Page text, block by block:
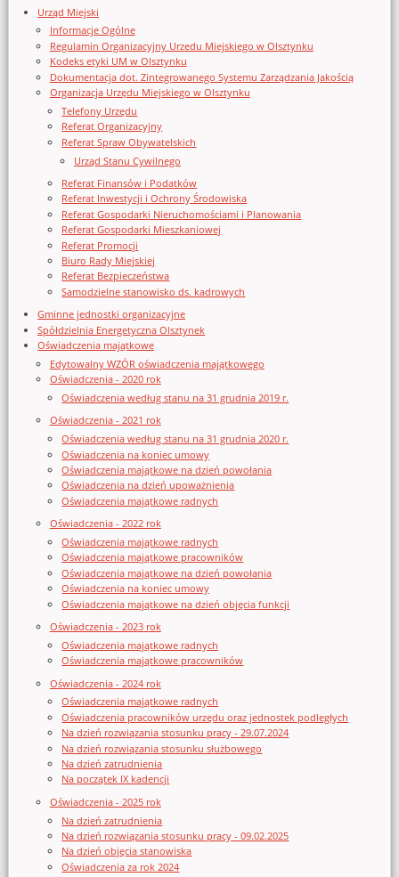
Urząd Miejski
Informacje Ogólne
Regulamin Organizacyjny Urzedu Miejskiego w Olsztynku
Kodeks etyki UM w Olsztynku
Dokumentacja dot. Zintegrowanego Systemu Zarządzania Jakością
Organizacja Urzędu Miejskiego w Olsztynku
Telefony Urzędu
Referat Organizacyjny
Referat Spraw Obywatelskich
Urząd Stanu Cywilnego
Referat Finansów i Podatków
Referat Inwestycji i Ochrony Środowiska
Referat Gospodarki Nieruchomościami i Planowania
Referat Gospodarki Mieszkaniowej
Referat Promocji
Biuro Rady Miejskiej
Referat Bezpieczeństwa
Samodzielne stanowisko ds. kadrowych
Gminne jednostki organizacyjne
Spółdzielnia Energetyczna Olsztynek
Oświadczenia majątkowe
Edytowalny WZÓR oświadczenia majątkowego
Oświadczenia - 2020 rok
Oświadczenia według stanu na 31 grudnia 2019 r.
Oświadczenia - 2021 rok
Oświadczenia według stanu na 31 grudnia 2020 r.
Oświadczenia na koniec umowy
Oświadczenia majątkowe na dzień powołania
Oświadczenia na dzień upoważnienia
Oświadczenia majątkowe radnych
Oświadczenia - 2022 rok
Oświadczenia majątkowe radnych
Oświadczenia majątkowe pracowników
Oświadczenia majątkowe na dzień powołania
Oświadczenia na koniec umowy
Oświadczenia majątkowe na dzień objęcia funkcji
Oświadczenia - 2023 rok
Oświadczenia majątkowe radnych
Oświadczenia majątkowe pracowników
Oświadczenia - 2024 rok
Oświadczenia majątkowe radnych
Oświadczenia pracowników urzędu oraz jednostek podległych
Na dzień rozwiązania stosunku pracy - 29.07.2024
Na dzień rozwiązania stosunku służbowego
Na dzień zatrudnienia
Na początek IX kadencji
Oświadczenia - 2025 rok
Na dzień zatrudnienia
Na dzień rozwiązania stosunku pracy - 09.02.2025
Na dzień objęcia stanowiska
Oświadczenia za rok 2024